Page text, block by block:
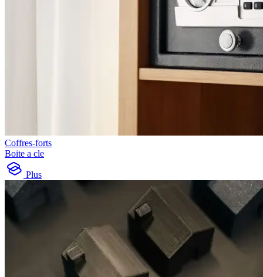
Coffres-forts
Boite a cle
Plus